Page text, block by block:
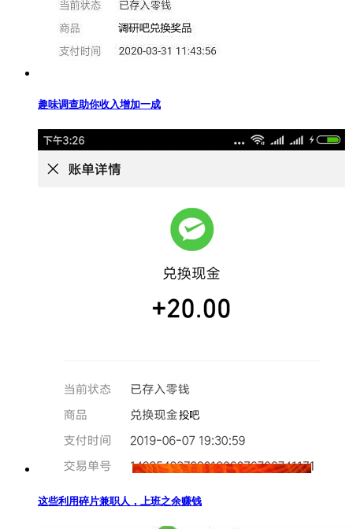
趣味调查助你收入增加一成
这些利用碎片兼职人，上班之余赚钱